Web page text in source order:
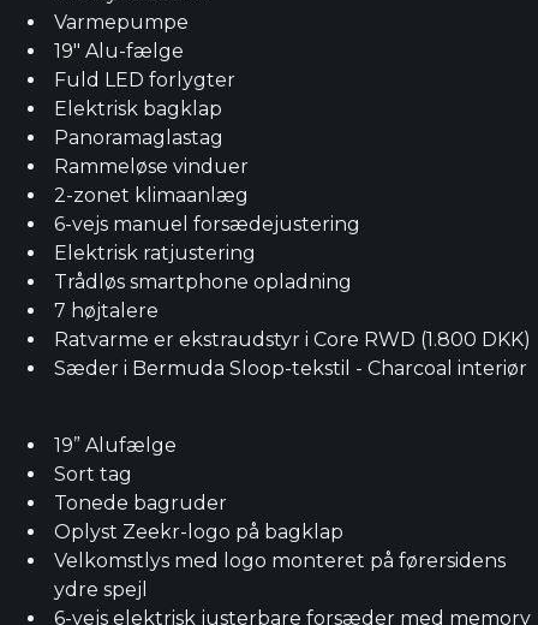
Varmepumpe
19" Alu-fælge
Fuld LED forlygter
Elektrisk bagklap
Panoramaglastag
Rammeløse vinduer
2-zonet klimaanlæg
6-vejs manuel forsædejustering
Elektrisk ratjustering
Trådløs smartphone opladning
7 højtalere
Ratvarme er ekstraudstyr i Core RWD (1.800 DKK)
Sæder i Bermuda Sloop-tekstil - Charcoal interiør
19” Alufælge
Sort tag
Tonede bagruder
Oplyst Zeekr-logo på bagklap
Velkomstlys med logo monteret på førersidens
ydre spejl
6-vejs elektrisk justerbare forsæder med memory